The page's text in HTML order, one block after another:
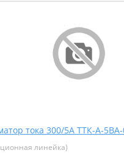
тока 300/5А ТТК-А-
линейка)